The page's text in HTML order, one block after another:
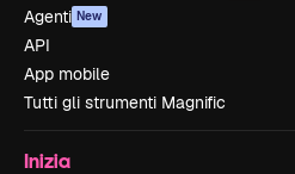
Agenti New
API
App mobile
Tutti gli strumenti Magnific
Inizia